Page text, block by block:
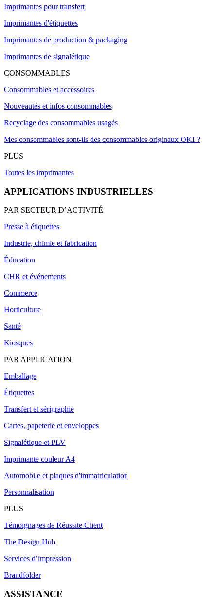
Imprimantes pour transfert
Imprimantes d'étiquettes
Imprimantes de production & packaging
Imprimantes de signalétique
CONSOMMABLES
Consommables et accessoires
Nouveautés et infos consommables
Recyclage des consommables usagés
Mes consommables sont-ils des consommables originaux OKI ?
PLUS
Toutes les imprimantes
APPLICATIONS INDUSTRIELLES
PAR SECTEUR D’ACTIVITÉ
Presse à étiquettes
Industrie, chimie et fabrication
Éducation
CHR et événements
Commerce
Horticulture
Santé
Kiosques
PAR APPLICATION
Emballage
Étiquettes
Transfert et sérigraphie
Cartes, papeterie et enveloppes
Signalétique et PLV
Imprimante couleur A4
Automobile et plaques d'immatriculation
Personnalisation
PLUS
Témoignages de Réussite Client
The Design Hub
Services d’impression
Brandfolder
ASSISTANCE